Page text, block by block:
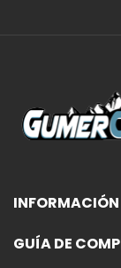
INFORMACIÓN
GUÍA DE